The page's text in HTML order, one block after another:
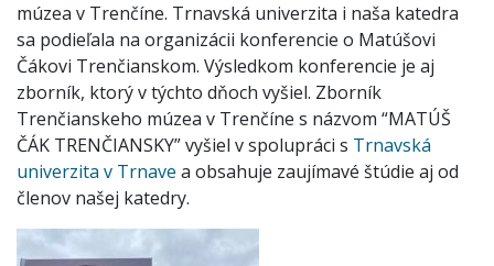
múzea v Trenčíne. Trnavská univerzita i naša katedra
sa podieľala na organizácii konferencie o Matúšovi
Čákovi Trenčianskom. Výsledkom konferencie je aj
zborník, ktorý v týchto dňoch vyšiel. Zborník
Trenčianskeho múzea v Trenčíne s názvom “MATÚŠ
ČÁK TRENČIANSKY” vyšiel v spolupráci s Trnavská
univerzita v Trnave a obsahuje zaujímavé štúdie aj od
členov našej katedry.